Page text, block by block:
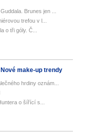
Brunes jen ...
trefou v l...
o tři góly. Č...
Nové make-up trendy
hrdiny oznám...
o šířící s...